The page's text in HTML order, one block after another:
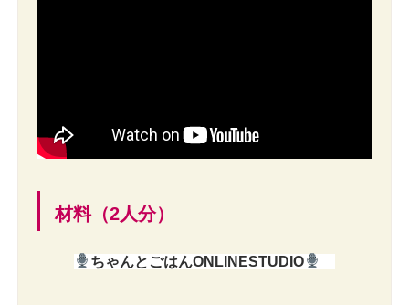
材料（2人分）
ちゃんとごはんONLINESTUDIO